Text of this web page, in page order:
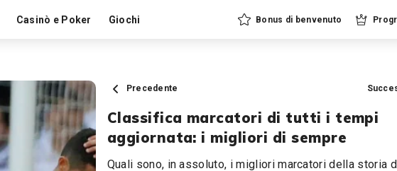
Casinò e Poker Giochi Bonus di benvenuto
Precedente
Classifica marcatori di tutti i tempi
aggiornata: i migliori di sempre
Quali sono, in assoluto, i migliori marcatori della storia